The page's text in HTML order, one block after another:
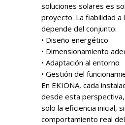
soluciones solares es
proyecto. La fiabilidad a
depende del conjunto:
• Diseño energético
• Dimensionamiento
• Adaptación al entorno
• Gestión del
En EKIONA, cada
desde esta
solo la eficiencia inicial,
comportamiento real